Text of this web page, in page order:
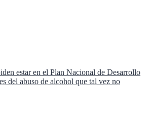
estar en el Plan Nacional de Desarrollo
del abuso de alcohol que tal vez no